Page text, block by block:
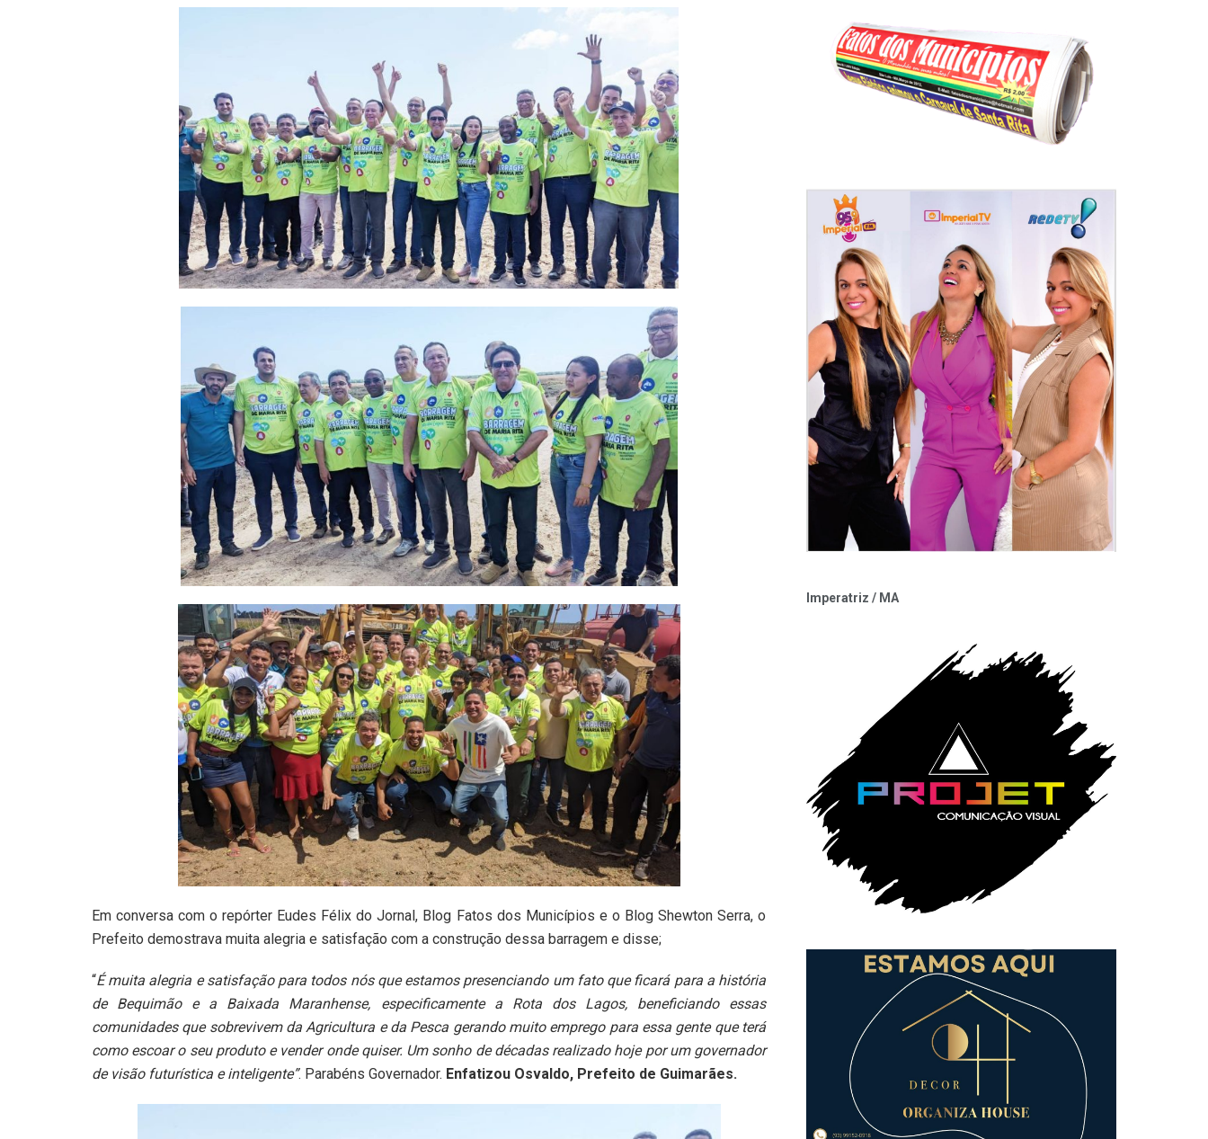
Em conversa com o repórter Eudes Félix do Jornal, Blog Fatos dos Municípios e o Blog Shewton Serra, o
Prefeito demostrava muita alegria e satisfação com a construção dessa barragem e disse;
“É muita alegria e satisfação para todos nós que estamos presenciando um fato que ficará para a história
de Bequimão e a Baixada Maranhense, especificamente a Rota dos Lagos, beneficiando essas
comunidades que sobrevivem da Agricultura e da Pesca gerando muito emprego para essa gente que terá
como escoar o seu produto e vender onde quiser. Um sonho de décadas realizado hoje por um governador
de visão futurística e inteligente”. Parabéns Governador. Enfatizou Osvaldo, Prefeito de Guimarães.
Imperatriz / MA